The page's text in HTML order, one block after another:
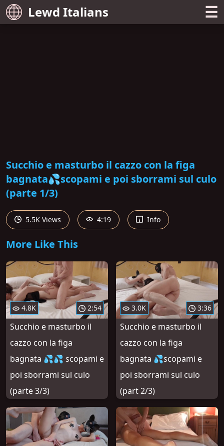
Lewd Italians ☰
Succhio e masturbo il cazzo con la figa
bagnata💦scopami e poi sborrami sul culo
(parte 1/3)
5.5K Views 4:19 Info
More Like This
4.8K 2:54
Succhio e masturbo il
cazzo con la figa
bagnata 💦💦 scopami e
poi sborrami sul culo
(parte 3/3)
3.0K 3:36
Succhio e masturbo il
cazzo con la figa
bagnata 💦scopami e
poi sborrami sul culo
(part 2/3)